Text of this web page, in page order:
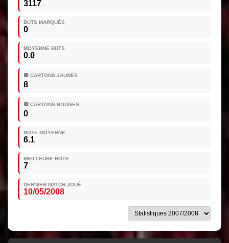
3117
BUTS MARQUÉS
0
MOYENNE BUTS
0.0
🟨 CARTONS JAUNES
8
🟥 CARTONS ROUGES
0
NOTE MOYENNE
6.1
MEILLEURE NOTE
7
DERNIER MATCH JOUÉ
10/05/2008